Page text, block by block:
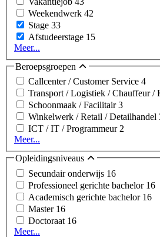
Weekendwerk 42
Stage 33
Afstudeerstage 15
Meer...
Beroepsgroepen
Callcenter / Customer Service 4
Transport / Logistiek / Chauffeur /
Schoonmaak / Facilitair3
Winkelwerk / Retail / Detailhandel
ICT / IT / Programmeur2
Meer...
Opleidingsniveaus
Secundair onderwijs 16
Professioneel gerichte bachelor 16
Academisch gerichte bachelor 16
Master 16
Doctoraat 16
Meer...